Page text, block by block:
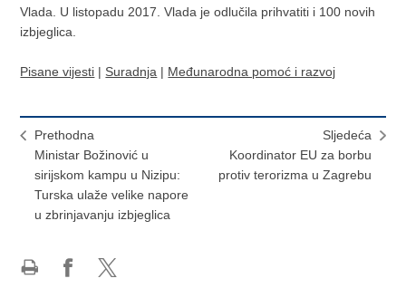
Vlada. U listopadu 2017. Vlada je odlučila prihvatiti i 100 novih
izbjeglica.
Pisane vijesti | Suradnja | Međunarodna pomoć i razvoj
Prethodna
Ministar Božinović u
sirijskom kampu u Nizipu:
Turska ulaže velike napore
u zbrinjavanju izbjeglica
Sljedeća
Koordinator EU za borbu
protiv terorizma u Zagrebu